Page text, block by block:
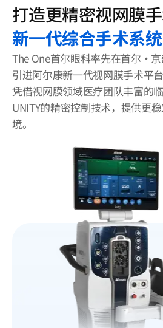
打造更精密视网膜
新一代综合手术系统
The One首尔眼科率先在首尔·
引进阿尔康新一代视网膜手术平台
凭借视网膜领域医疗团队丰富的
UNITY的精密控制技术，提供更
境。